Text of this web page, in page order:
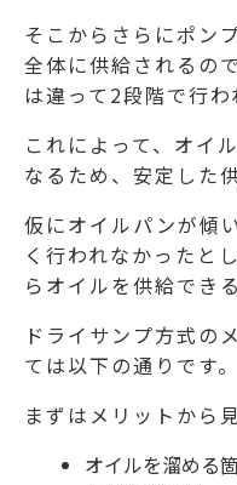
そこからさらにポン
全体に供給されるので
は違って2段階で行わ
これによって、オイ
なるため、安定した
仮にオイルパンが傾
く行われなかったと
らオイルを供給でき
ドライサンプ方式の
ては以下の通りです。
まずはメリットから
オイルを溜める